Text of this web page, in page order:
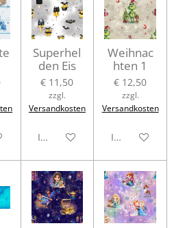
Superhel
den Eis
€ 11,50
zzgl.
Versandkosten
In den Warenkorb
Weihnac
hten 1
€ 12,50
zzgl.
Versandkosten
In den